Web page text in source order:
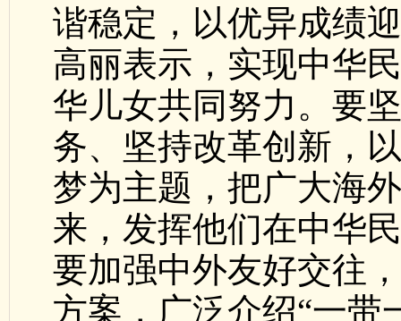
谐稳定，以优异成绩
高丽表示，实现中华
华儿女共同努力。要
务、坚持改革创新，
梦为主题，把广大海
来，发挥他们在中华
要加强中外友好交往
方案，广泛介绍“一带